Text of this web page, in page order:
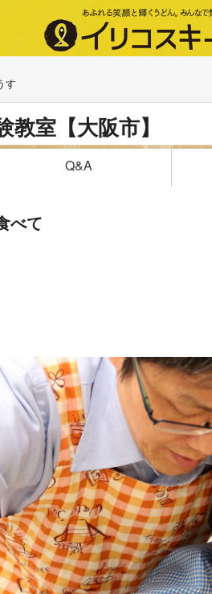
す
室【大阪市】
Q&A
べて